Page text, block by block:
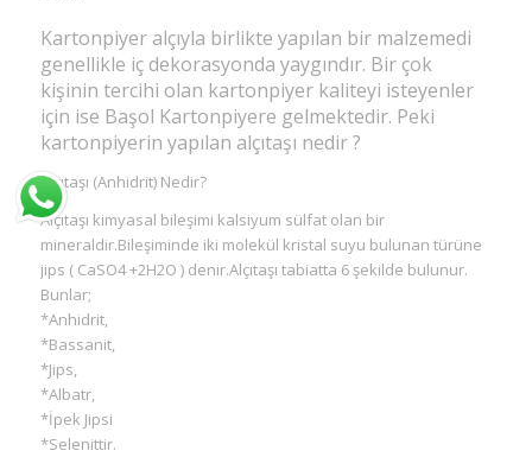
Kartonpiyer alçıyla birlikte yapılan bir malzemedi
genellikle iç dekorasyonda yaygındır. Bir çok
kişinin tercihi olan kartonpiyer kaliteyi isteyenler
için ise Başol Kartonpiyere gelmektedir. Peki
kartonpiyerin yapılan alçıtaşı nedir ?
Alçıtaşı (Anhidrit) Nedir?
Alçıtaşı kimyasal bileşimi kalsiyum sülfat olan bir
mineraldir.Bileşiminde iki molekül kristal suyu bulunan türüne
jips ( CaSO4 +2H2O ) denir.Alçıtaşı tabiatta 6 şekilde bulunur.
Bunlar;
*Anhidrit,
*Bassanit,
*Jips,
*Albatr,
*İpek Jipsi
*Selenittir.